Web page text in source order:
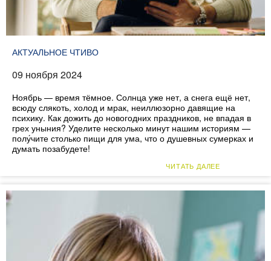
АКТУАЛЬНОЕ ЧТИВО
09 ноября 2024
Ноябрь — время тёмное. Солнца уже нет, а снега ещё нет,
всюду слякоть, холод и мрак, неиллюзорно давящие на
психику. Как дожить до новогодних праздников, не впадая в
грех уныния? Уделите несколько минут нашим историям —
полу́чите столько пищи для ума, что о душевных сумерках и
думать позабудете!
ЧИТАТЬ ДАЛЕЕ